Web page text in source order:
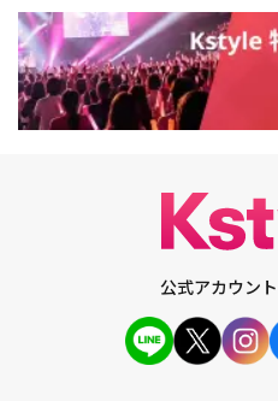
公式アカウン